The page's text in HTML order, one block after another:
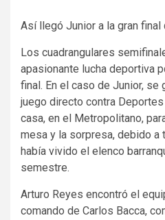
Así llegó Junior a la gran
Los cuadrangulares
apasionante lucha deportiva
final. En el caso de Junior, se
juego directo contra
casa, en el Metropolitano,
mesa y la sorpresa, debido a
había vivido el elenco
semestre.
Arturo Reyes encontró el
comando de Carlos Bacca,